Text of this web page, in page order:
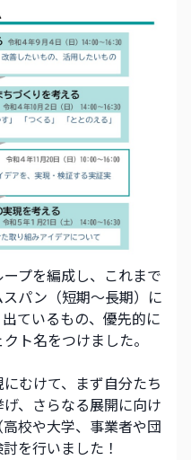
プを編成し、これまで
パン（短期～長期）に
ているもの、優先的に
ト名をつけました。
むけて、まず自分たち
、さらなる展開に向け
校や大学、事業者や団
を行いました！